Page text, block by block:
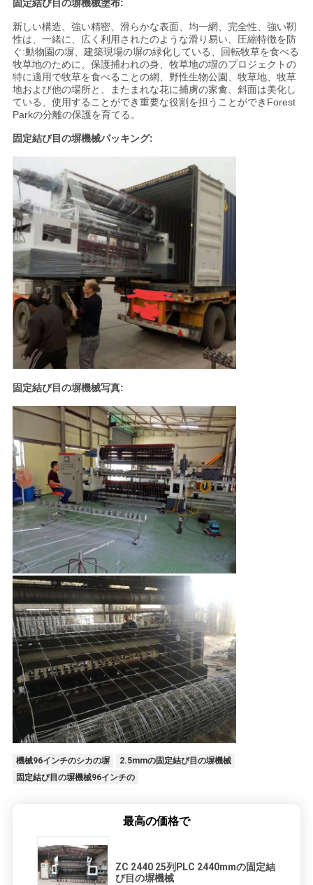
固定結び目の塀機械塗布:
新しい構造、強い精密、滑らかな表面、均一網、完全性、強い靭
性は、一緒に、広く利用されたのような滑り易い、圧縮特徴を防
ぐ:動物園の塀、建築現場の塀の緑化している、回転牧草を食べる
牧草地のために、保護捕われの身、牧草地の塀のプロジェクトの
特に適用で牧草を食べることの網、野性生物公園、牧草地、牧草
地および他の場所と、またまれな花に捕虜の家禽、斜面は美化し
ている、使用することができ重要な役割を担うことができForest
Parkの分離の保護を育てる。
固定結び目の塀機械パッキング:
固定結び目の塀機械写真:
機械96インチのシカの塀
2.5mmの固定結び目の塀機械
固定結び目の塀機械96インチの
最高の価格で
ZC 2440 25列PLC 2440mmの固定結
び目の塀機械